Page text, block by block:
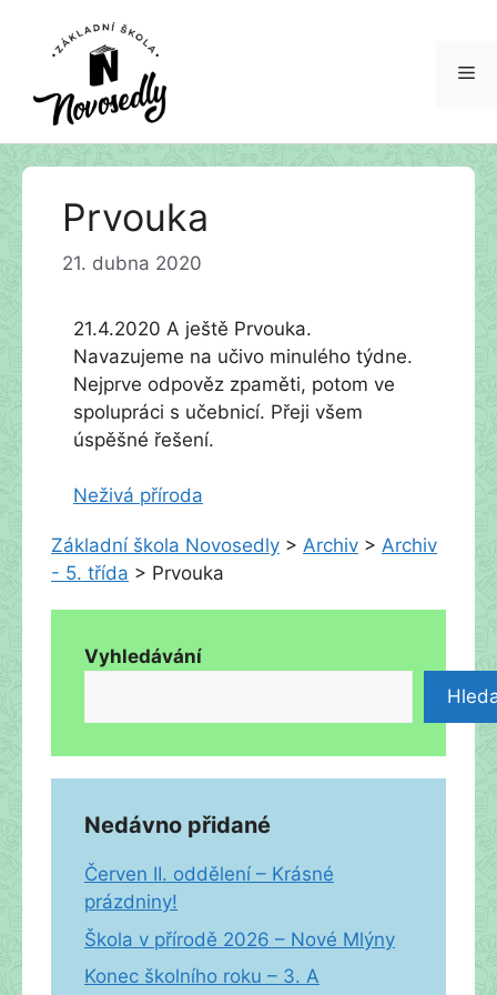
Přeskočit
Prvouka
21. dubna 2020
21.4.2020 A ještě Prvouka.
Navazujeme na učivo minulého týdne.
Nejprve odpověz zpaměti, potom ve
spolupráci s učebnicí. Přeji všem
úspěšné řešení.
Neživá příroda
Základní škola Novosedly > Archiv > Archiv
- 5. třída > Prvouka
Vyhledávání
Nedávno přidané
Červen II. oddělení – Krásné
prázdniny!
Škola v přírodě 2026 – Nové Mlýny
Konec školního roku – 3. A